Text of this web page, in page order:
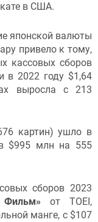
в США.
японской валюты
привело к тому,
кассовых сборов
в 2022 году $1,64
выросла с 213
картин) ушло в
$995 млн на 555
сборов 2023
от TOEI,
манге, с $107